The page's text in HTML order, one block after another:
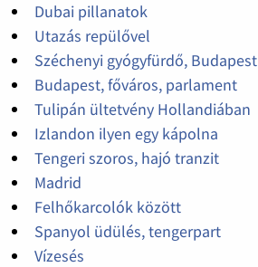
Dubai pillanatok
Utazás repülővel
Széchenyi gyógyfürdő, Budapest
Budapest, főváros, parlament
Tulipán ültetvény Hollandiában
Izlandon ilyen egy kápolna
Tengeri szoros, hajó tranzit
Madrid
Felhőkarcolók között
Spanyol üdülés, tengerpart
Vízesés